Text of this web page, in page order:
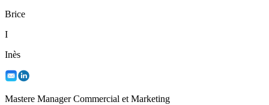
Brice
I
Inès
Mastere Manager Commercial et Marketing